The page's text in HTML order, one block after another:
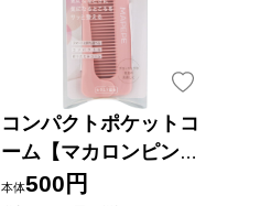
コンパクトポケットコ
ーム【マカロンピン
ク】 ＿ シャンテイ
本体500円